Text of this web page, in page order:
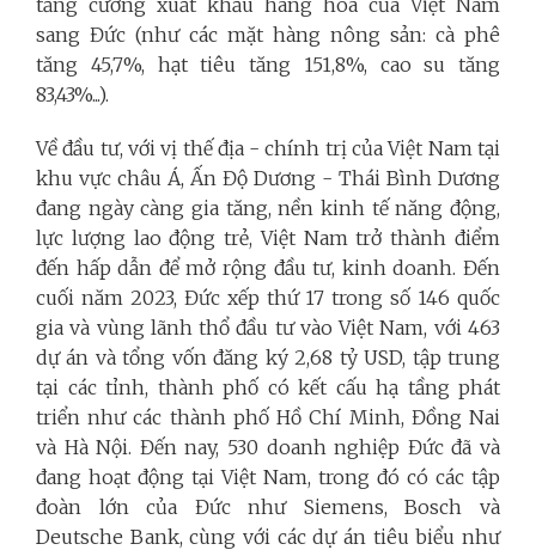
sang Đức (như các mặt hàng nông sản: cà phê
tăng 45,7%, hạt tiêu tăng 151,8%, cao su tăng
83,43%...).
Về đầu tư, với vị thế địa - chính trị của Việt Nam tại
khu vực châu Á, Ấn Độ Dương - Thái Bình Dương
đang ngày càng gia tăng, nền kinh tế năng động,
lực lượng lao động trẻ, Việt Nam trở thành điểm
đến hấp dẫn để mở rộng đầu tư, kinh doanh. Đến
cuối năm 2023, Đức xếp thứ 17 trong số 146 quốc
gia và vùng lãnh thổ đầu tư vào Việt Nam, với 463
dự án và tổng vốn đăng ký 2,68 tỷ USD, tập trung
tại các tỉnh, thành phố có kết cấu hạ tầng phát
triển như các thành phố Hồ Chí Minh, Đồng Nai
và Hà Nội. Đến nay, 530 doanh nghiệp Đức đã và
đang hoạt động tại Việt Nam, trong đó có các tập
đoàn lớn của Đức như Siemens, Bosch và
Deutsche Bank, cùng với các dự án tiêu biểu như